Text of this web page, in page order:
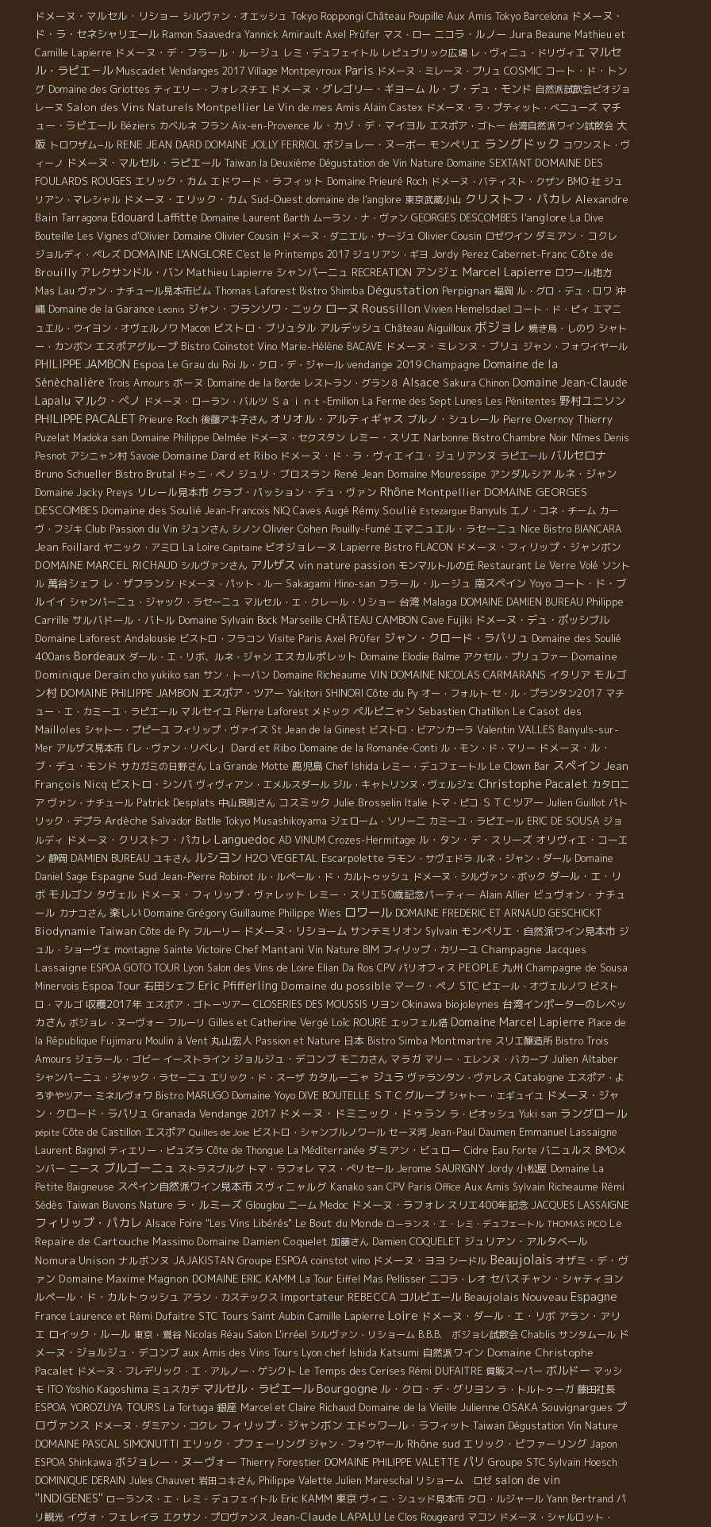
いミネラル、やさしい果実味、バランスが凄い。 熱狂的
な自然派ワインのファンだったダニエル。自分の造りた
いスタイル、狙っていたスタイルは最初から決まってい
たのだろう。このアルデッシュ土壌と葡萄、そして自分
の造り仕方が明確になったのだろう。凄いプレシジョン
を感じる。
りした。 それ以来もう家族のように付き合っている。 ワ
インも少しづつエリックのワインに近づいてきた。 土壌
が違うので同じようにはならない。 最近、アランの独特
の風味が完成されてきた。 アランの性格のような、優し
さの中にも意志をまげない芯の強さを感じさせる癒し系
の風味。 昨年、９月に念願の醸造所が完成！ ずっと自宅
のガレージで造って来たガレージワインを卒業した。 醸
造所は設計、基礎づくり、建築、すべてコツコツと自分
で建設した。 ２０１６年は、この新築醸造所でワインを
造った。 ムレシップを日本に輸入してるBMOの山田さん
が、昨年９月に新築のお祝に駆けつけた。 子供時代から
の夢をやっと、実現したアラン。満足そうだった。 数年
前より、普段の仕事を終えてから、この醸造所建設の仕
事を少しずつやって来た。 昼夜の突貫工事で何とか、２
０１６年の収穫に間に合わせた。 １６年は量が極端に少
ない収穫となったけど、アランにとっては記念すべきミ
レジムになった。 子供の頃からの夢を追い続けてきた、
意志の強さに拍手を送りたい。 夢を実現したい人！ ア
ランのワインを飲むと意思が強くなりますよ！！ 継続は
最大の力なり！！ それには不屈の意志が必要！！ ムレ
シップを飲もう！？
≈≈≈≈≈≈≈≈≈≈≈≈≈≈≈≈≈≈≈≈≈≈≈≈≈≈≈≈≈≈≈≈
≈≈≈≈≈≈≈≈≈≈≈≈≈≈≈≈≈≈≈≈≈≈≈≈ 次は、全キュ
ベをマセラシオン・カルボニックで行っているLe Temps
des Cerises＊ル・タン・デ・スリーズ、Axel Pruffer
＊アクセル・プリュファーのワイン。 La Peur du Rouge
＊ラ・プール・ドゥ・ルージュ2014（赤が怖い）はマセ
ラシオンをしたシャルドネを使用。 『今回は収穫を2回
に分けたんだ。最初の収穫には、まだ完全に熟されてい
ないブドウを、2回目の収穫は、キレイに熟されたブドウ
を。そうすることによって、フレッシュ感を得て、しか
も香りもしっかりと出ていて、より爽やかでフルーツも
感じられるワインになるんだ。』 確かに柑橘類の香りも
漂い、口に含むとミネラル感と丸みが広がりさっぱりな
ワインに仕上がっています！ 唯一残っている赤は、グル
ナッシュ100％でできあがったUn Pas de Côté＊アン・
パ・ドゥ・コテ2014。赤フルーツや花畑が匂い、香りは
まさにナテュール！とにかくブドウジュースみたい！女
の子でも一本簡単に飲めてしないそうな、危ない赤ワイ
ンです！！
≈≈≈≈≈≈≈≈≈≈≈≈≈≈≈≈≈≈≈≈≈≈≈≈≈≈≈≈≈≈≈≈
≈≈≈≈≈≈≈≈≈≈≈≈≈≈≈≈≈≈≈≈≈≈≈≈ となりでニコ
ニコと待っていたのは、Domaine Le Bout du Monde＊
ドメーヌ・ル・ブ・デュ・モンドの Edouard Laffitte＊
エドゥワール・ラフィット。久しぶりに合うのでお互い
にテンションが上がりまくり！彼のワインも、マセラシ
オン・カルボニックでフルーツを最大に引き出していま
す。 Tam Tam＊タムタム2013（シラー100％）はとて
もジューシーでシラーの華やかさが分かりやすく表現さ
れています！ Hop La＊ホップ・ラ2013（グルナッシュ
40％、シラー40％、カリニャン20％）は黒味のフルー
ツを齧っているかのように濃厚！でもフレッシュ感が大
いに感じられるので、全然疲れない！ Avec Le Temps＊
アベック・ル・タン2013（カリニャン100％）は今回一
番上品で丸みがあり、とてもエレガントに感じました。
そして個人的に大好きなLa Luce＊ラ・リュース
2014（グルナッシュ100％）は相変わらず花の香りが漂
い、長く続く繊細な後味が印象的！
≈≈≈≈≈≈≈≈≈≈≈≈≈≈≈≈≈≈≈≈≈≈≈≈≈≈≈≈≈≈≈≈
≈≈≈≈≈≈≈≈≈≈≈≈≈≈≈≈≈≈≈≈≈≈≈≈ 初めて出会う
Olivier＊オリビエ。彼は、Sylvain Respaut＊シルヴァ
ン・レスポーとコンビを組み、一緒にワイン造り及びハ
チミツを造っています！ここでは樽は タブー！しかもブ
ドウ木は標高300ｍに植えてあるので、とてもフレッシ
ュ！ 白のTangerine＊タンジュリン2014は粘土石灰質
のテロワールから収穫されたシャルドネ80％とソービニ
ョン20％のワイン。飲みやすくて明るい口当たりで、い
ドメーヌ・マルセル・リショー シルヴァン・オエッシュ Tokyo Roppongi Château Poupille Aux Amis Tokyo Barcelona ドメーヌ・
ド・ラ・セネシャリエール Ramon Saavedra Yannick Amirault Axel Prüfer マス・ロー ニコラ・ルノー Jura Beaune Mathieu et
Camille Lapierre ドメーヌ・デ・フラール・ルージュ レミ・デュフェイトル レピュブリック広場 レ・ヴィニュ・ドリヴィエ マルセ
ル・ラピエ－ル Muscadet Vendanges 2017 Village Montpeyroux Paris ドメーヌ・ミレーヌ・ブリュ COSMIC コート・ド・トン
グ Domaine des Griottes ティエリー・フォレスチエ ドメーヌ・グレゴリー・ギヨーム ル・ブ・デュ・モンド 自然派試飲会ビオジョ
レーヌ Salon des Vins Naturels Montpellier Le Vin de mes Amis Alain Castex ドメーヌ・ラ・プティット・べニューズ マチ
ュー・ラピエール Béziers カベルネ フラン Aix-en-Provence ル・カゾ・デ・マイヨル エスポア・ゴトー 台湾自然派ワイン試飲会 大
阪 トロワザム−ル RENE JEAN DARD DOMAINE JOLLY FERRIOL ボジョレー・ヌーボー モンペリエ ラングドック コワンスト・ヴ
ィーノ ドメーヌ・マルセル・ラピエール Taiwan la Deuxième Dégustation de Vin Nature Domaine SEXTANT DOMAINE DES
FOULARDS ROUGES エリック・カム エドワード・ラフィット Domaine Prieuré Roch ドメーヌ・バティスト・クザン BMO 社 ジュ
リアン・マレシャル ドメーヌ・エリック・カム Sud-Ouest domaine de l'anglore 東京武蔵小山 クリストフ・パカレ Alexandre
Bain Tarragona Edouard Laffitte Domaine Laurent Barth ムーラン・ナ・ヴァン GEORGES DESCOMBES l'anglore La Dive
Bouteille Les Vignes d'Olivier Domaine Olivier Cousin ドメーヌ・ダニエル・サージュ Olivier Cousin ロゼワイン ダミアン・コクレ
ジョルディ・ペレズ DOMAINE L'ANGLORE C'est le Printemps 2017 ジュリアン・ギヨ Jordy Perez Cabernet-Franc Côte de
Brouilly アレクサンドル・バン Mathieu Lapierre シャンパーニュ RECREATION アンジェ Marcel Lapierre ロワール地方
Mas Lau ヴァン・ナチュール見本市ビム Thomas Laforest Bistro Shimba Dégustation Perpignan 福岡 ル・グロ・デュ・ロワ 沖
縄 Domaine de la Garance Leonis ジャン・フランソワ・ニック ローヌ Roussillon Vivien Hemelsdael コート・ド・ピィ エマニ
ュエル・ウイヨン・オヴェルノワ Macon ビストロ・ブリュタル アルデッシュ Château Aiguilloux ボジョレ 焼き鳥・しのり シャト
ー・カンボン エスポアグループ Bistro Coinstot Vino Marie-Hélène BACAVE ドメーヌ・ミレンヌ・ブリュ ジャン・フォワイヤール
PHILIPPE JAMBON Espoa Le Grau du Roi ル・クロ・デ・ジャール vendange 2019 Champagne Domaine de la
Sénèchalière Trois Amours ボーヌ Domaine de la Borde レストラン・グラン８ Alsace Sakura Chinon Domaine Jean-Claude
Lapalu マルク・ぺノ ドメーヌ・ローラン・バルツ Ｓａｉｎｔ-Emilion La Ferme des Sept Lunes Les Pénitentes 野村ユニソン
PHILIPPE PACALET Prieure Roch 後藤アキ子さん オリオル・アルティギャス ブルノ・シュレール Pierre Overnoy Thierry
Puzelat Madoka san Domaine Philippe Delmée ドメーヌ・セクスタン レミー・スリエ Narbonne Bistro Chambre Noir Nîmes Denis
Pesnot アシニャン村 Savoie Domaine Dard et Ribo ドメーヌ・ド・ラ・ヴィエイユ・ジュリアンヌ ラピエール バルセロナ
Bruno Schueller Bistro Brutal ドゥニ・ペノ ジュリ・ブロスラン René Jean Domaine Mouressipe アンダルシア ルネ・ジャン
Domaine Jacky Preys リレール見本市 クラブ・パッション・デュ・ヴァン Rhône Montpellier DOMAINE GEORGES
DESCOMBES Domaine des Soulié Jean-Francois NIQ Caves Augé Rémy Soulié Estezargue Banyuls エノ・コネ・チーム カー
ヴ・フジキ Club Passion du Vin ジュンさん シノン Olivier Cohen Pouilly-Fumé エマニュエル・ラセーニュ Nice Bistro BIANCARA
Jean Foillard ヤニック・アミロ La Loire Capitaine ビオジョレーヌ Lapierre Bistro FLACON ドメーヌ・フィリップ・ジャンボン
DOMAINE MARCEL RICHAUD シルヴァンさん アルザス vin nature passion モンマルトルの丘 Restaurant Le Verre Volé ソント
ル 萬谷シェフ レ・ザフランシ ドメーヌ・パット・ルー Sakagami Hino-san フラール・ルージュ 南スペイン Yoyo コート・ド・ブ
ルイイ シャンパーニュ・ジャック・ラセーニュ マルセル・エ・クレール・リショー 台湾 Malaga DOMAINE DAMIEN BUREAU Philippe
Carrille サルバドール・バトル Domaine Sylvain Bock Marseille CHÂTEAU CAMBON Cave Fujiki ドメーヌ・デュ・ポッシブル
Domaine Laforest Andalousie ビストロ・フラコン Visite Paris Axel Prϋfer ジャン・クロード・ラパリュ Domaine des Soulié
400ans Bordeaux ダール・エ・リボ、ルネ・ジャン エスカルポレット Domaine Elodie Balme アクセル・プリュファー Domaine
Dominique Derain cho yukiko san サン・トーバン Domaine Richeaume VIN DOMAINE NICOLAS CARMARANS イタリア モルゴ
ン村 DOMAINE PHILIPPE JAMBON エスポア・ツアー Yakitori SHINORI Côte du Py オー・フォルト セ・ル・プランタン2017 マチ
ュー・エ・カミーユ・ラピエール マルセイユ Pierre Laforest メドック ペルピニャン Sebastien Chatillon Le Casot des
Mailloles シャトー・プピーユ フィリップ・ヴァイス St Jean de la Ginest ビストロ・ビアンカーラ Valentin VALLES Banyuls-sur-
Mer アルザス見本市「レ・ヴァン・リベレ」 Dard et Ribo Domaine de la Romanée-Conti ル・モン・ド・マリー ドメーヌ・ル・
ブ・デュ・モンド サカガミの日野さん La Grande Motte 鹿児島 Chef Ishida レミー・デュフェートル Le Clown Bar スペイン Jean
François Nicq ビストロ・シンバ ヴィヴィアン・エメルスダール ジル・キャトリンヌ・ヴェルジェ Christophe Pacalet カタロニ
ア ヴァン・ナチュール Patrick Desplats 中山良則さん コスミック Julie Brosselin Italie トマ・ピコ ＳＴＣツアー Julien Guillot パト
リック・デプラ Ardèche Salvador Batlle Tokyo Musashikoyama ジェローム・ソリーニ カミーユ・ラピエール ERIC DE SOUSA ジョ
ルディ ドメーヌ・クリストフ・パカレ Languedoc AD VINUM Crozes-Hermitage ル・タン・デ・スリーズ オリヴィエ・コーエ
ン 静岡 DAMIEN BUREAU ユキさん ルシヨン H2O VEGETAL Escarpolette ラモン・サヴェドラ ルネ・ジャン・ダール Domaine
Daniel Sage Espagne Sud Jean-Pierre Robinot ル・ルペール・ド・カルトゥッシュ ドメーヌ・シルヴァン・ボック ダール・エ・リ
ボ モルゴン タヴェル ドメーヌ・フィリップ・ヴァレット レミー・スリエ50歳記念パーティー Alain Allier ビュヴォン・ナチュ
ール カナコさん 楽しい Domaine Grégory Guillaume Philippe Wies ロワール DOMAINE FREDERIC ET ARNAUD GESCHICKT
Biodynamie Taiwan Côte de Py フルーリー ドメーヌ・リショーム サンテミリオン Sylvain モンペリエ・自然派ワイン見本市 ジ
ュル・ショーヴェ montagne Sainte Victoire Chef Mantani Vin Nature BIM フィリップ・カリーユ Champagne Jacques
Lassaigne ESPOA GOTO TOUR Lyon Salon des Vins de Loire Elian Da Ros CPV パリオフィス PEOPLE 九州 Champagne de Sousa
Minervois Espoa Tour 石田シェフ Eric Pfifferling Domaine du possible マーク・ペノ STC ピエール・オヴェルノワ ビスト
ロ・マルゴ 収穫2017年 エスポア・ゴトーツアー CLOSERIES DES MOUSSIS リヨン Okinawa biojoleynes 台湾インポーターのレベッ
カさん ボジョレ・ヌーヴォー フルーリ Gilles et Catherine Vergé Loïc ROURE エッフェル塔 Domaine Marcel Lapierre Place de
la République Fujimaru Moulin à Vent 丸山宏人 Passion et Nature 日本 Bistro Simba Montmartre スリエ醸造所 Bistro Trois
Amours ジェラール・ゴビー イーストライン ジョルジュ・デコンブ モニカさん マラガ マリー・エレンヌ・バカーブ Julien Altaber
シャンパ－ニュ・ジャック・ラセ－ニュ エリック・ド・スーザ カタルーニャ ジュラ ヴァランタン・ヴァレス Catalogne エスポア・よ
ろずやツアー ミネルヴォワ Bistro MARUGO Domaine Yoyo DIVE BOUTELLE ＳＴＣグループ シャトー・エギュイユ ドメーヌ・ジャ
ン・クロード・ラパリュ Granada Vendange 2017 ドメーヌ・ドミニック・ドゥラン ラ・ピオッシュ Yuki san ラングロール
pépite Côte de Castillon エスポア Quilles de Joie ビストロ・シャンブルノワール セーヌ河 Jean-Paul Daumen Emmanuel Lassaigne
Laurent Bagnol ティエリー・ピュズラ Côte de Thongue La Méditerranée ダミアン・ビュロー Cidre Eau Forte バニュルス BMOメ
ンバー ニース ブルゴーニュ ストラスブルグ トマ・ラフォレ マス・ぺリセール Jerome SAURIGNY Jordy 小松屋 Domaine La
Petite Baigneuse スペイン自然派ワイン見本市 スヴィニャルグ Kanako san CPV Paris Office Aux Amis Sylvain Richeaume Rémi
Sédès Taiwan Buvons Nature ラ・ルミーズ Glouglou ニーム Medoc ドメーヌ・ラフォレ スリエ400年記念 JACQUES LASSAIGNE
フィリップ・パカレ Alsace Foire "Les Vins Libérés" Le Bout du Monde ローランス・エ・レミ・デュフェートル THOMAS PICO Le
Repaire de Cartouche Massimo Domaine Damien Coquelet 加藤さん Damien COQUELET ジュリアン・アルタベール
Nomura Unison ナルボンヌ JAJAKISTAN Groupe ESPOA coinstot vino ドメーヌ・ヨヨ シードル Beaujolais オザミ・デ・ヴ
ァン Domaine Maxime Magnon DOMAINE ERIC KAMM La Tour Eiffel Mas Pellisser ニコラ・レオ セバスチャン・シャティヨン
ルペール・ド・カルトゥッシュ アラン・カステックス Importateur REBECCA コルビエール Beaujolais Nouveau Espagne
France Laurence et Rémi Dufaitre STC Tours Saint Aubin Camille Lapierre Loire ドメーヌ・ダール・エ・リボ アラン・アリ
エ ロイック・ルール 東京・鴬谷 Nicolas Réau Salon L'irréel シルヴァン・リショーム B.B.B. ボジョレ試飲会 Chablis サンタムール ド
メーヌ・ジョルジュ・デコンブ aux Amis des Vins Tours Lyon chef Ishida Katsumi 自然派ワイン Domaine Christophe
Pacalet ドメーヌ・フレデリック・エ・アルノー・ゲシクト Le Temps des Cerises Rémi DUFAITRE 質販スーパー ボルドー マッシ
モ ITO Yoshio Kagoshima ミュスカデ マルセル・ラピエール Bourgogne ル・クロ・デ・グリヨン ラ・トルトゥーガ 藤田社長
ESPOA YOROZUYA TOURS La Tortuga 銀座 Marcel et Claire Richaud Domaine de la Vieille Julienne OSAKA Souvignargues プ
ロヴァンス ドメーヌ・ダミアン・コクレ フィリップ・ジャンボン エドゥワール・ラフィット Taiwan Dégustation Vin Nature
DOMAINE PASCAL SIMONUTTI エリック・プフェーリング ジャン・フォワヤール Rhône sud エリック・ピファーリング Japon
ESPOA Shinkawa ボジョレー・ヌーヴォー Thierry Forestier DOMAINE PHILIPPE VALETTE パリ Groupe STC Sylvain Hoesch
DOMINIQUE DERAIN Jules Chauvet 岩田コキさん Philippe Valette Julien Mareschal リショーム ロゼ salon de vin
''INDIGENES'' ローランス・エ・レミ・デュフェイトル Eric KAMM 東京 ヴィニ・シュッド見本市 クロ・ルジャール Yann Bertrand パ
リ観光 イヴォ・フェレイラ エクサン・プロヴァンス Jean-Claude LAPALU Le Clos Rougeard マコン ドメーヌ・シャルロット・